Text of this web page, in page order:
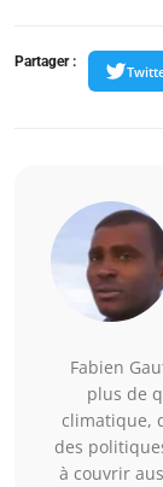
Partager :
Fabien
plus de
climatique,
des
à couvrir